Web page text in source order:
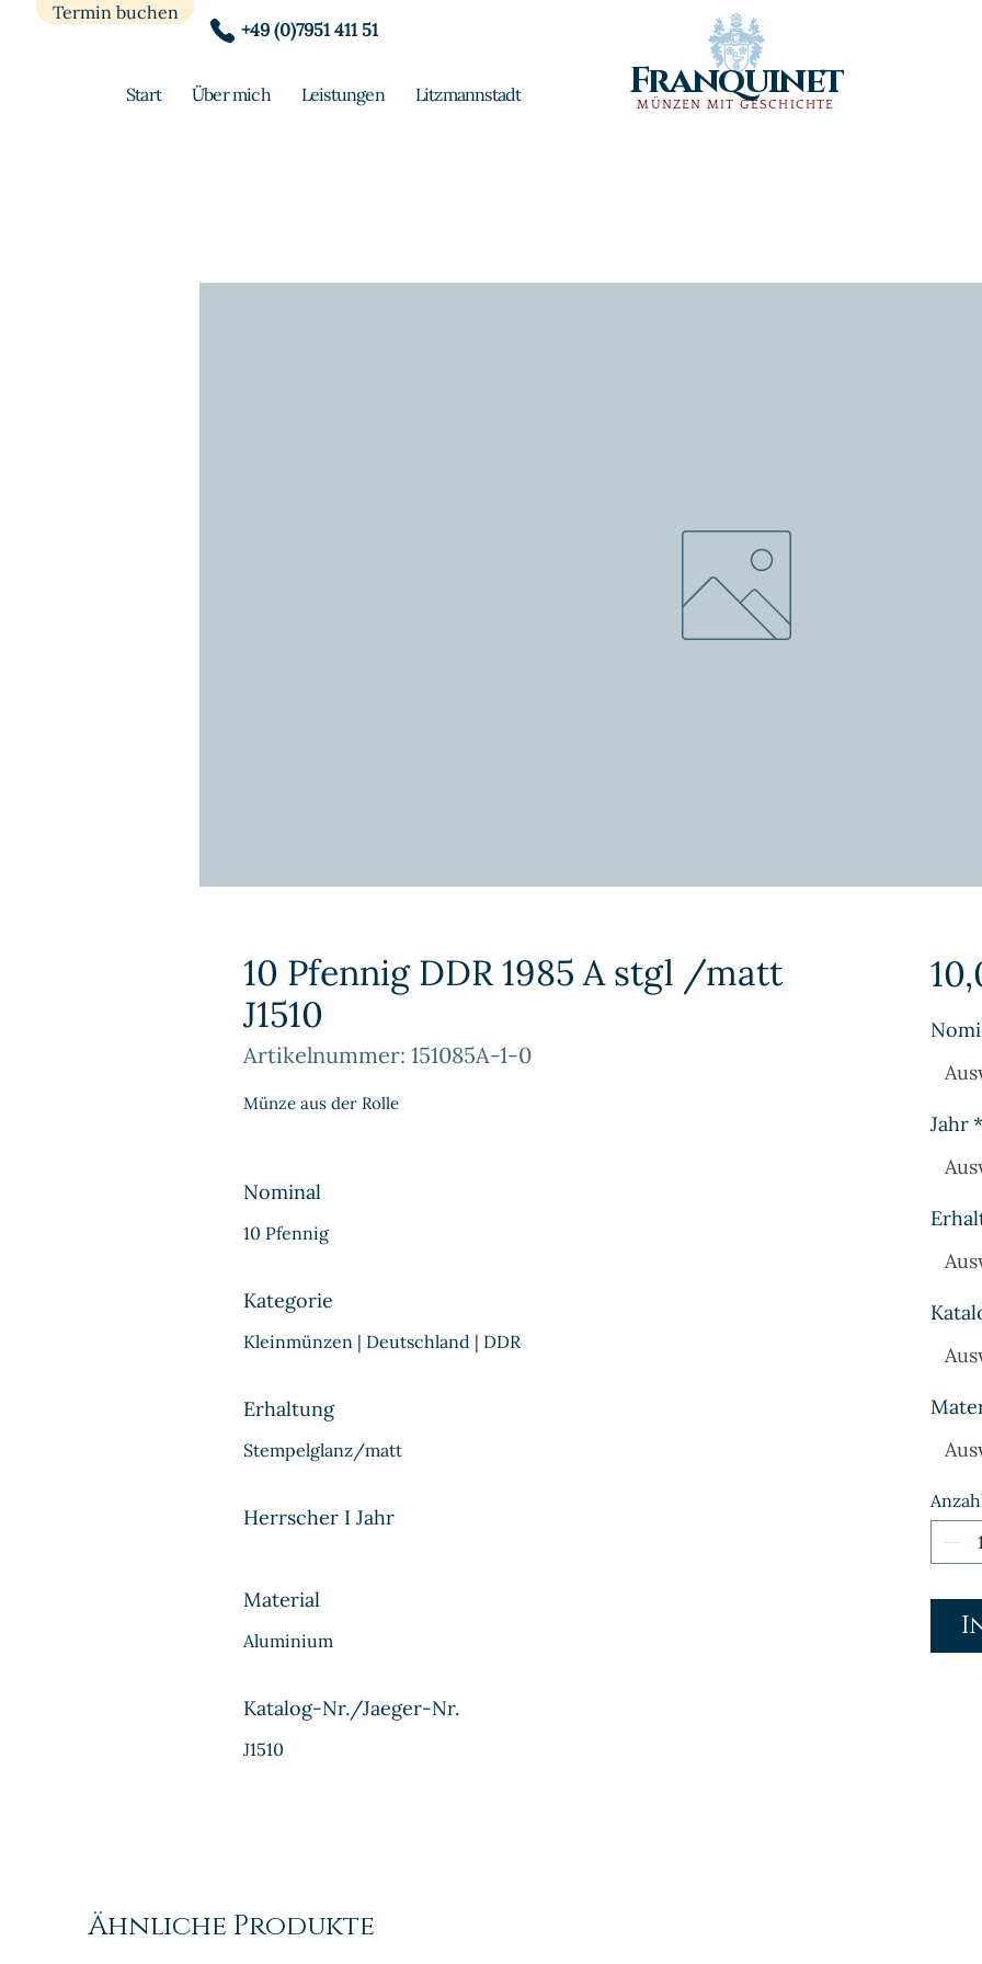
Termin buchen
Start Über mich Leistungen Litzmannstadt
+49 (0)7951 411 51
MÜNZEN MIT GESCHICHTE
Franquinet
10 Pfennig DDR 1985 A stgl /matt
J1510
Artikelnummer: 151085A-1-0
Münze aus der Rolle
Nominal
10 Pfennig
Kategorie
Kleinmünzen | Deutschland | DDR
Erhaltung
Stempelglanz/matt
Herrscher I Jahr
Material
Aluminium
Katalog-Nr./Jaeger-Nr.
J1510
Jahr*
Ähnliche Produkte